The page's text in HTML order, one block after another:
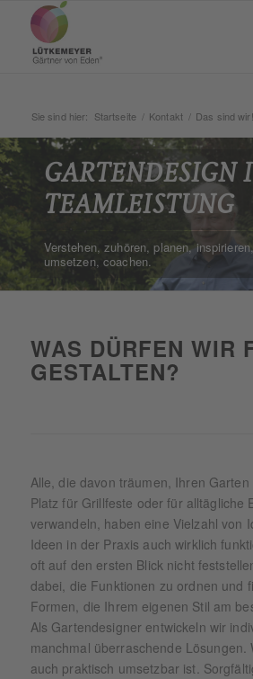
Sie sind hier: Startseite / Kontakt / Das sind wir!
GARTENDESIGN
TEAMLEISTUNG
Verstehen, zuhören, planen,
umsetzen, coachen.
WAS DÜRFEN WIR
GESTALTEN?
Alle, die davon träumen, Ihren
Platz für Grillfeste oder für alltägliche
verwandeln, haben eine Vielzahl von
Ideen in der Praxis auch wirklich
oft auf den ersten Blick nicht
dabei, die Funktionen zu ordnen und
Formen, die Ihrem eigenen Stil am
Als Gartendesigner entwickeln wir
manchmal überraschende Lösungen.
auch praktisch umsetzbar ist.